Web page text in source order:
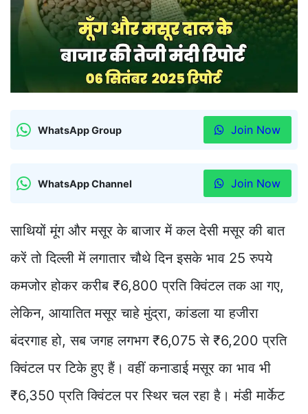
WhatsApp Group Join Now
WhatsApp Channel Join Now
साथियों मूंग और मसूर के बाजार में कल देसी मसूर की बात
करें तो दिल्ली में लगातार चौथे दिन इसके भाव 25 रुपये
कमजोर होकर करीब ₹6,800 प्रति क्विंटल तक आ गए,
लेकिन, आयातित मसूर चाहे मुंद्रा, कांडला या हजीरा
बंदरगाह हो, सब जगह लगभग ₹6,075 से ₹6,200 प्रति
क्विंटल पर टिके हुए हैं। वहीं कनाडाई मसूर का भाव भी
₹6,350 प्रति क्विंटल पर स्थिर चल रहा है। मंडी मार्केट